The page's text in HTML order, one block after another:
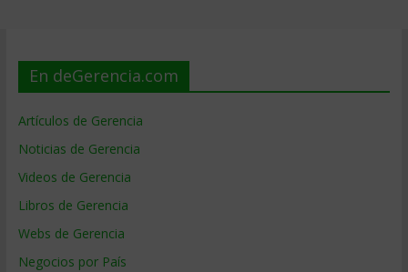
En deGerencia.com
Artículos de Gerencia
Noticias de Gerencia
Videos de Gerencia
Libros de Gerencia
Webs de Gerencia
Negocios por País